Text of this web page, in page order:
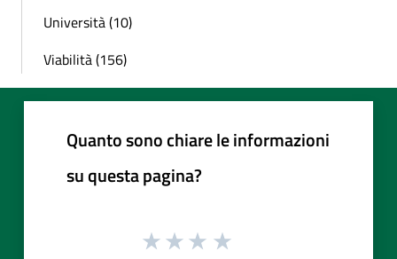
Università (10)
Viabilità (156)
Quanto sono chiare le informazioni
su questa pagina?